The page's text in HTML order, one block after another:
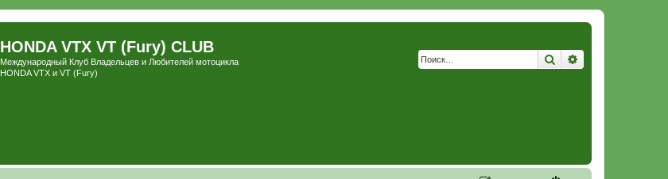
HONDA VTX VT (Fury) CLUB
Международный Клуб Владельцев и Любителей мотоцикла
HONDA VTX и VT (Fury)
Поиск